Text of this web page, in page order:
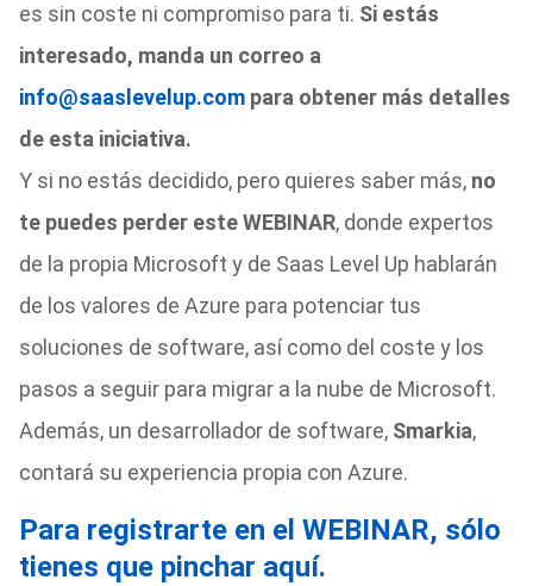
es sin coste ni compromiso para ti. Si estás
interesado, manda un correo a
info@saaslevelup.compara obtener más detalles
de esta iniciativa.
Y si no estás decidido, pero quieres saber más, no
te puedes perder este WEBINAR, donde expertos
de la propia Microsoft y de Saas Level Up hablarán
de los valores de Azure para potenciar tus
soluciones de software, así como del coste y los
pasos a seguir para migrar a la nube de Microsoft.
Además, un desarrollador de software, Smarkia,
contará su experiencia propia con Azure.
Para registrarte en el WEBINAR, sólo
tienes que pinchar aquí.